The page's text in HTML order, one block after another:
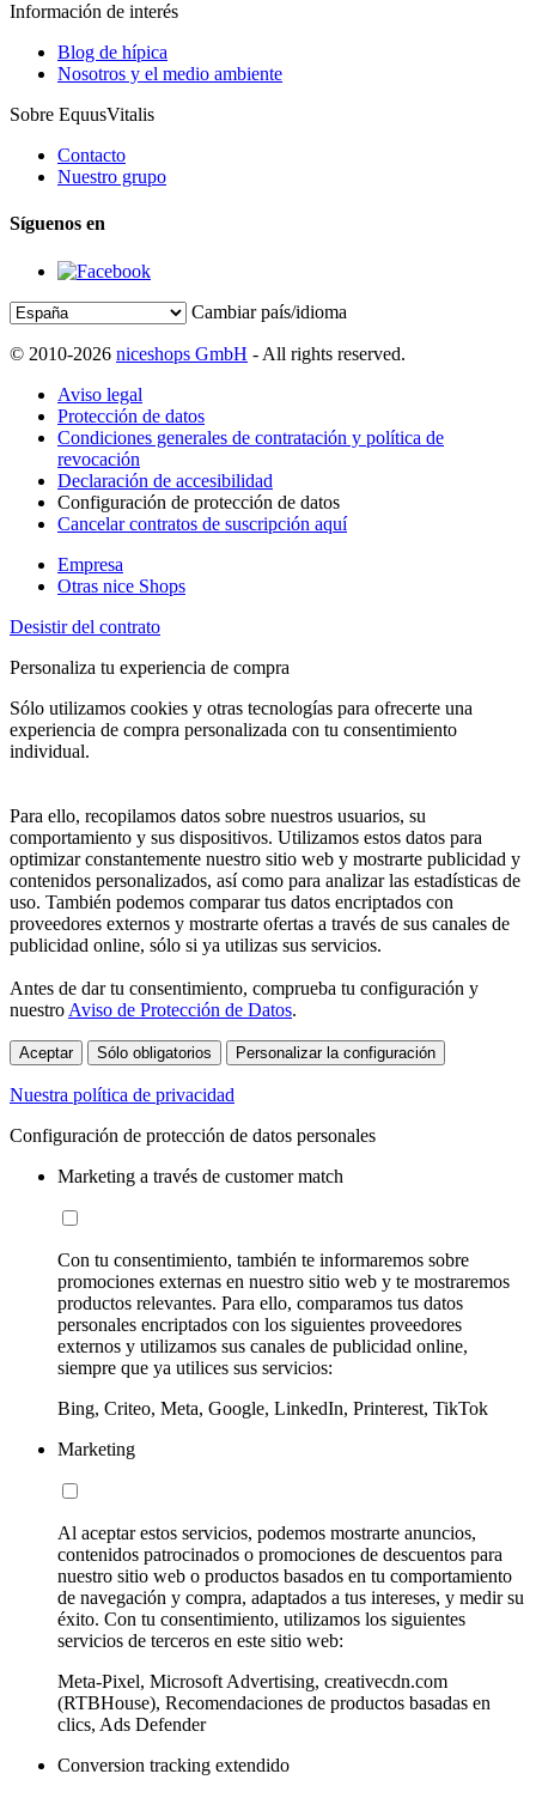
Información de interés
Blog de hípica
Nosotros y el medio ambiente
Sobre EquusVitalis
Contacto
Nuestro grupo
Síguenos en
Cambiar país/idioma
© 2010-2026 niceshops GmbH - All rights reserved.
Aviso legal
Protección de datos
Condiciones generales de contratación y política de
revocación
Declaración de accesibilidad
Configuración de protección de datos
Cancelar contratos de suscripción aquí
Empresa
Otras nice Shops
Desistir del contrato
Personaliza tu experiencia de compra
Sólo utilizamos cookies y otras tecnologías para ofrecerte una
experiencia de compra personalizada con tu consentimiento
individual.
Para ello, recopilamos datos sobre nuestros usuarios, su
comportamiento y sus dispositivos. Utilizamos estos datos para
optimizar constantemente nuestro sitio web y mostrarte publicidad y
contenidos personalizados, así como para analizar las estadísticas de
uso. También podemos comparar tus datos encriptados con
proveedores externos y mostrarte ofertas a través de sus canales de
publicidad online, sólo si ya utilizas sus servicios.
Antes de dar tu consentimiento, comprueba tu configuración y
nuestro Aviso de Protección de Datos.
Aceptar Sólo obligatorios Personalizar la configuración
Nuestra política de privacidad
Configuración de protección de datos personales
Marketing a través de customer match
Con tu consentimiento, también te informaremos sobre
promociones externas en nuestro sitio web y te mostraremos
productos relevantes. Para ello, comparamos tus datos
personales encriptados con los siguientes proveedores
externos y utilizamos sus canales de publicidad online,
siempre que ya utilices sus servicios:
Bing, Criteo, Meta, Google, LinkedIn, Printerest, TikTok
Marketing
Al aceptar estos servicios, podemos mostrarte anuncios,
contenidos patrocinados o promociones de descuentos para
nuestro sitio web o productos basados en tu comportamiento
de navegación y compra, adaptados a tus intereses, y medir su
éxito. Con tu consentimiento, utilizamos los siguientes
servicios de terceros en este sitio web:
Meta-Pixel, Microsoft Advertising, creativecdn.com
(RTBHouse), Recomendaciones de productos basadas en
clics, Ads Defender
Conversion tracking extendido